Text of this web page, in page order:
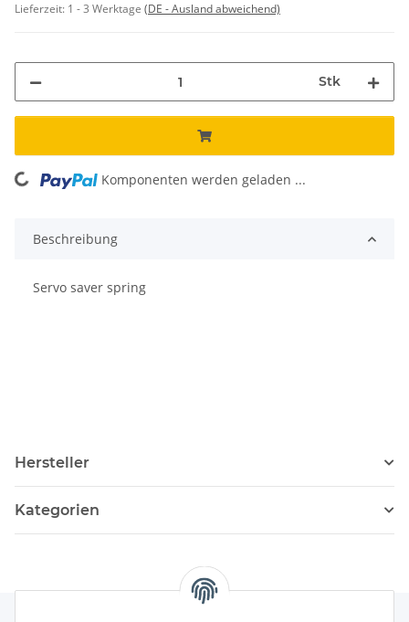
Lieferzeit: 1 - 3 Werktage (DE - Ausland abweichend)
Stk
Loading... Komponenten werden geladen ...
Beschreibung
Servo saver spring
Hersteller
Kategorien